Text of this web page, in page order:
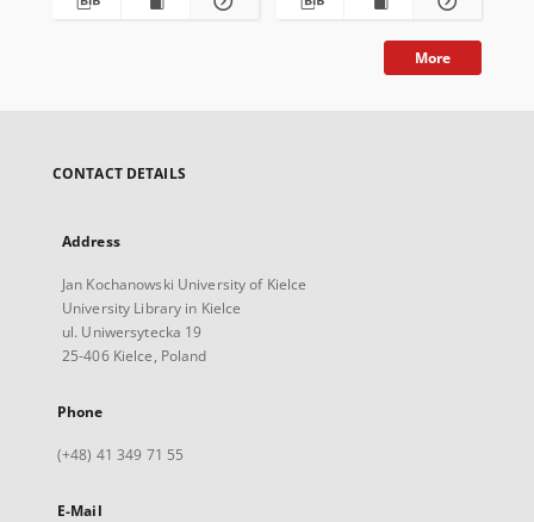
More
CONTACT DETAILS
Address
Jan Kochanowski University of Kielce
University Library in Kielce
ul. Uniwersytecka 19
25-406 Kielce, Poland
Phone
(+48) 41 349 71 55
E-Mail